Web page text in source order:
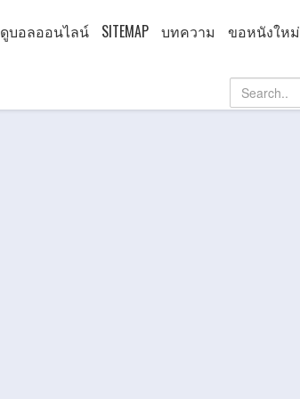
ดูบอลออนไลน์ SITEMAP บทความ ขอหนังใหม่